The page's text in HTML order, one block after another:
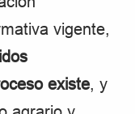
vigente,
existe, y